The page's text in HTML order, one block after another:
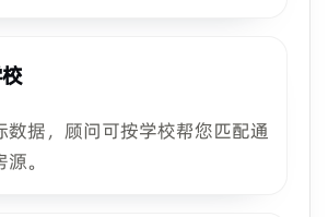
数据，顾问可按学校帮您匹配通
。